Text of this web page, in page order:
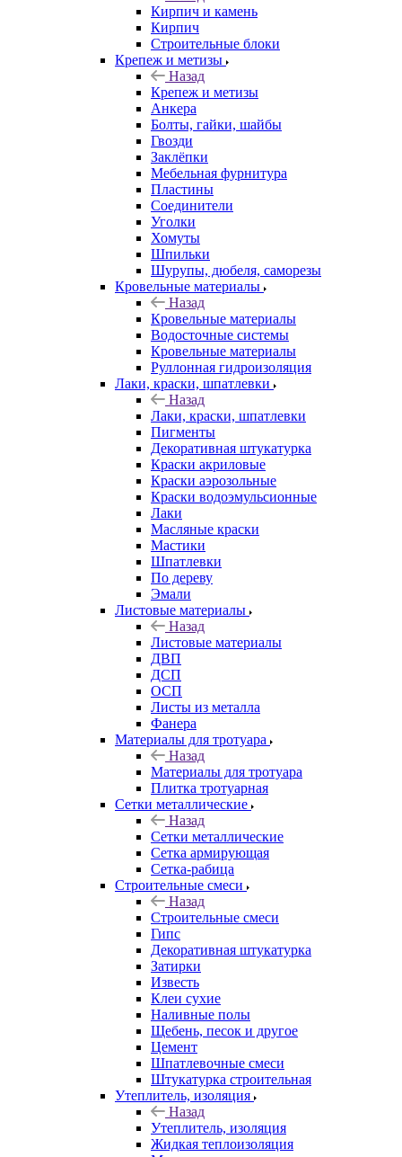
Кирпич и камень
Кирпич
Строительные блоки
Крепеж и метизы
Назад
Крепеж и метизы
Анкера
Болты, гайки, шайбы
Гвозди
Заклёпки
Мебельная фурнитура
Пластины
Соединители
Уголки
Хомуты
Шпильки
Шурупы, дюбеля, саморезы
Кровельные материалы
Назад
Кровельные материалы
Водосточные системы
Кровельные материалы
Руллонная гидроизоляция
Лаки, краски, шпатлевки
Назад
Лаки, краски, шпатлевки
Пигменты
Декоративная штукатурка
Краски акриловые
Краски аэрозольные
Краски водоэмульсионные
Лаки
Масляные краски
Мастики
Шпатлевки
По дереву
Эмали
Листовые материалы
Назад
Листовые материалы
ДВП
ДСП
ОСП
Листы из металла
Фанера
Материалы для тротуара
Назад
Материалы для тротуара
Плитка тротуарная
Сетки металлические
Назад
Сетки металлические
Сетка армирующая
Сетка-рабица
Строительные смеси
Назад
Строительные смеси
Гипс
Декоративная штукатурка
Затирки
Известь
Клеи сухие
Наливные полы
Щебень, песок и другое
Цемент
Шпатлевочные смеси
Штукатурка строительная
Утеплитель, изоляция
Назад
Утеплитель, изоляция
Жидкая теплоизоляция